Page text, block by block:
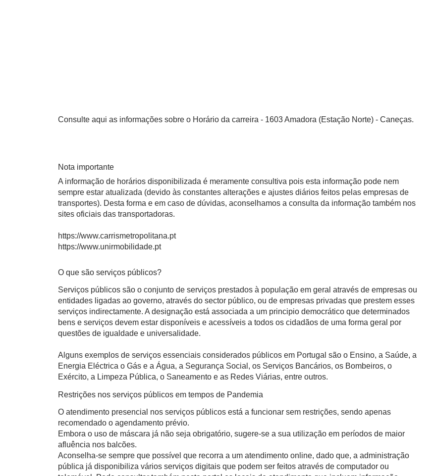
Consulte aqui as informações sobre o Horário da carreira - 1603 Amadora (Estação Norte) - Caneças.
Nota importante
A informação de horários disponibilizada é meramente consultiva pois esta informação pode nem
sempre estar atualizada (devido às constantes alterações e ajustes diários feitos pelas empresas de
transportes). Desta forma e em caso de dúvidas, aconselhamos a consulta da informação também nos
sites oficiais das transportadoras.
https://www.carrismetropolitana.pt
https://www.unirmobilidade.pt
O que são serviços públicos?
Serviços públicos são o conjunto de serviços prestados à população em geral através de empresas ou
entidades ligadas ao governo, através do sector público, ou de empresas privadas que prestem esses
serviços indirectamente. A designação está associada a um principio democrático que determinados
bens e serviços devem estar disponíveis e acessíveis a todos os cidadãos de uma forma geral por
questões de igualdade e universalidade.
Alguns exemplos de serviços essenciais considerados públicos em Portugal são o Ensino, a Saúde, a
Energia Eléctrica o Gás e a Água, a Segurança Social, os Serviços Bancários, os Bombeiros, o
Exército, a Limpeza Pública, o Saneamento e as Redes Viárias, entre outros.
Restrições nos serviços públicos em tempos de Pandemia
O atendimento presencial nos serviços públicos está a funcionar sem restrições, sendo apenas
recomendado o agendamento prévio.
Embora o uso de máscara já não seja obrigatório, sugere-se a sua utilização em períodos de maior
afluência nos balcões.
Aconselha-se sempre que possível que recorra a um atendimento online, dado que, a administração
pública já disponibiliza vários serviços digitais que podem ser feitos através de computador ou